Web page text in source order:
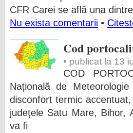
CFR Carei se află una
Nu exista comentarii •
Cod
• publicat la 13
COD
Națională de
disconfort termic
județele Satu Mare, Bihor,
va fi